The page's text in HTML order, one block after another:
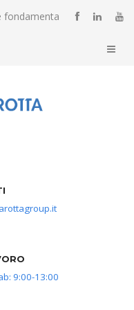
fondamenta
9:00-13:00